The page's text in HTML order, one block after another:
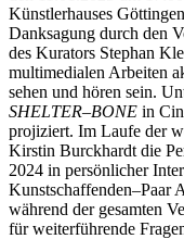
Künstlerhauses
Danksagung durch den
des Kurators Stephan
multimedialen Arbeiten
sehen und hören sein.
SHELTER–BONE in
projiziert. Im Laufe der
Kirstin Burckhardt die
2024 in persönlicher
Kunstschaffenden–Paar
während der gesamten
für weiterführende